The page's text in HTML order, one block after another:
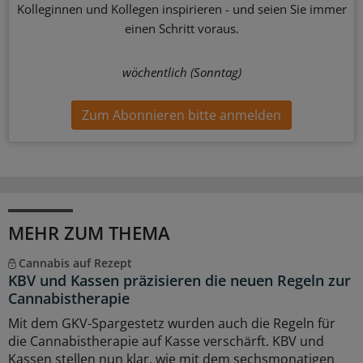
Kolleginnen und Kollegen inspirieren - und seien Sie immer
einen Schritt voraus.
wöchentlich (Sonntag)
Zum Abonnieren bitte anmelden
MEHR ZUM THEMA
Cannabis auf Rezept
KBV und Kassen präzisieren die neuen Regeln zur
Cannabistherapie
Mit dem GKV-Spargestetz wurden auch die Regeln für
die Cannabistherapie auf Kasse verschärft. KBV und
Kassen stellen nun klar, wie mit dem sechsmonatigen